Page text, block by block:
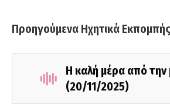
Προηγούμενα Ηχητικά Εκπομπής
Η καλή μέρα από την
(20/11/2025)